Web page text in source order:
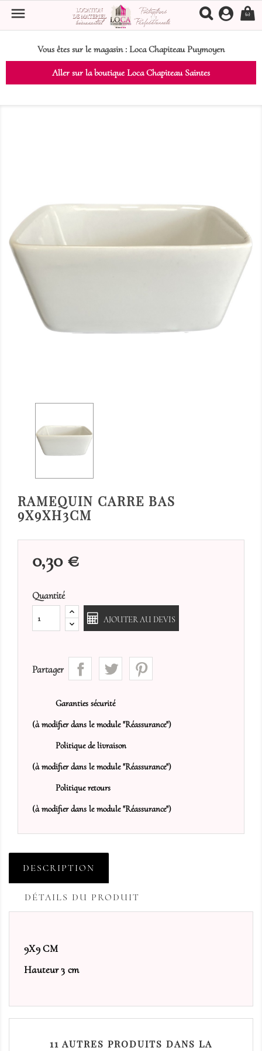
Vous êtes sur le magasin : Loca Chapiteau Puymoyen
Aller sur la boutique Loca Chapiteau Saintes
 (0)
RAMEQUIN CARRE BAS
9X9XH3CM
0,30 €
Quantité
AJOUTER AU DEVIS
Partager
Garanties sécurité
(à modifier dans le module "Réassurance")
Politique de livraison
(à modifier dans le module "Réassurance")
Politique retours
(à modifier dans le module "Réassurance")
DESCRIPTION
DÉTAILS DU PRODUIT
9X9 CM
Hauteur 3 cm
11 AUTRES PRODUITS DANS LA